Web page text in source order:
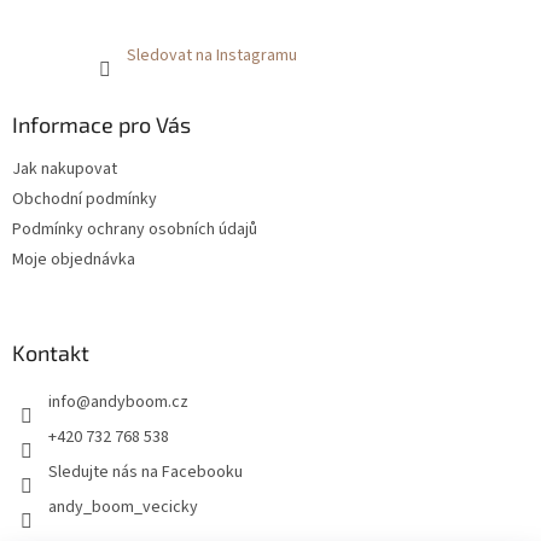
Sledovat na Instagramu
Informace pro Vás
Jak nakupovat
Obchodní podmínky
Podmínky ochrany osobních údajů
Moje objednávka
Kontakt
info@andyboom.cz
+420 732 768 538
Sledujte nás na Facebooku
andy_boom_vecicky